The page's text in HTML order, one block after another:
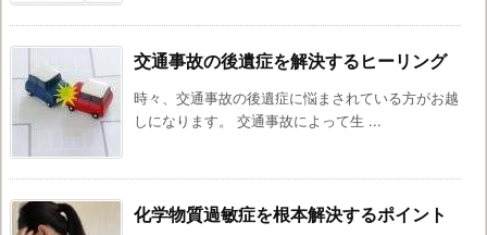
交通事故の後遺症を解決するヒーリング
時々、交通事故の後遺症に悩まされている方がお越
しになります。 交通事故によって生 ...
化学物質過敏症を根本解決するポイント